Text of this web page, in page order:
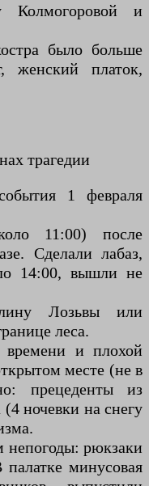
и
было больше
женский платок,
трагедии
1 февраля
11:00) после
Сделали лабаз,
14:00, вышли не
Лозьвы или
леса.
времени и плохой
месте (не в
прецеденты из
ночевки на снегу
непогоды: рюкзаки
минусовая